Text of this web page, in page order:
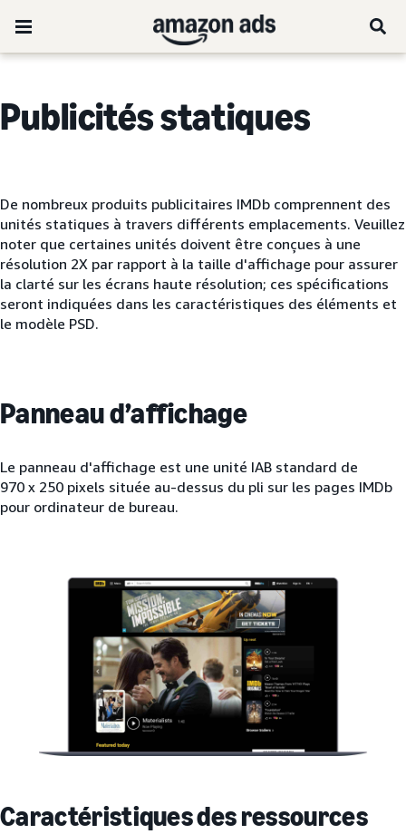
Publicités statiques
De nombreux produits publicitaires IMDb comprennent des
unités statiques à travers différents emplacements. Veuillez
noter que certaines unités doivent être conçues à une
résolution 2X par rapport à la taille d'affichage pour assurer
la clarté sur les écrans haute résolution; ces spécifications
seront indiquées dans les caractéristiques des éléments et
le modèle PSD.
Panneau d’affichage
Le panneau d'affichage est une unité IAB standard de
970 x 250 pixels située au-dessus du pli sur les pages IMDb
pour ordinateur de bureau.
Caractéristiques des ressources